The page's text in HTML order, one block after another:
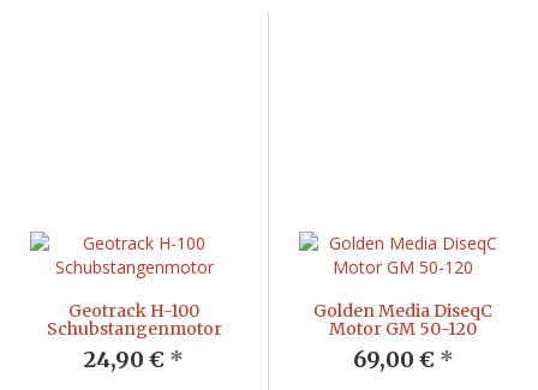
Geotrack H-100
Schubstangenmotor
24,90 € *
Golden Media DiseqC
Motor GM 50-120
69,00 € *